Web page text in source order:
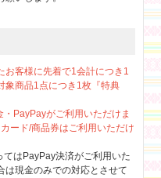
お客様に先着で1会計につき1
象商品1点につき1枚『特典
PayPayがご利用いただけま
ード/商品券はご利用いただけ
はPayPay決済がご利用いた
は現金のみでの対応とさせて